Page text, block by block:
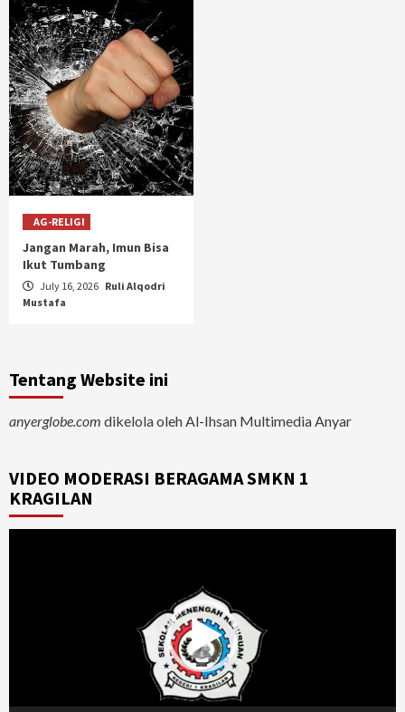
AG-RELIGI
Jangan Marah, Imun Bisa
Ikut Tumbang
July 16, 2026 Ruli Alqodri
Mustafa
Tentang Website ini
anyerglobe.com dikelola oleh Al-Ihsan Multimedia Anyar
VIDEO MODERASI BERAGAMA SMKN 1
KRAGILAN